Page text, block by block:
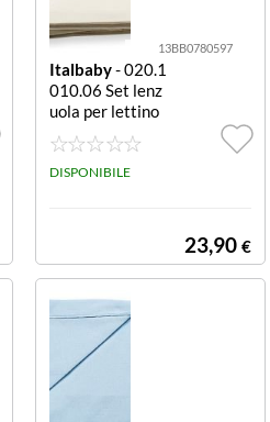
13BB0780597
Italbaby- 020.1
010.06 Set lenz
uola per lettino
Tinta Unita Avo
rio completo
DISPONIBILE
23,90 €